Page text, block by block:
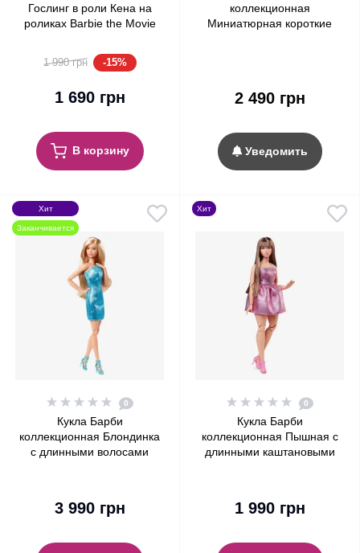
Гослинг в роли Кена на
роликах Barbie the Movie
1 990 грн
-15%
1 690 грн
В корзину
коллекционная
Миниатюрная короткие
2 490 грн
Уведомить
Хит
Заканчивается
0
Кукла Барби
коллекционная Блондинка
с длинными волосами
3 990 грн
Хит
0
Кукла Барби
коллекционная Пышная с
длинными каштановыми
1 990 грн